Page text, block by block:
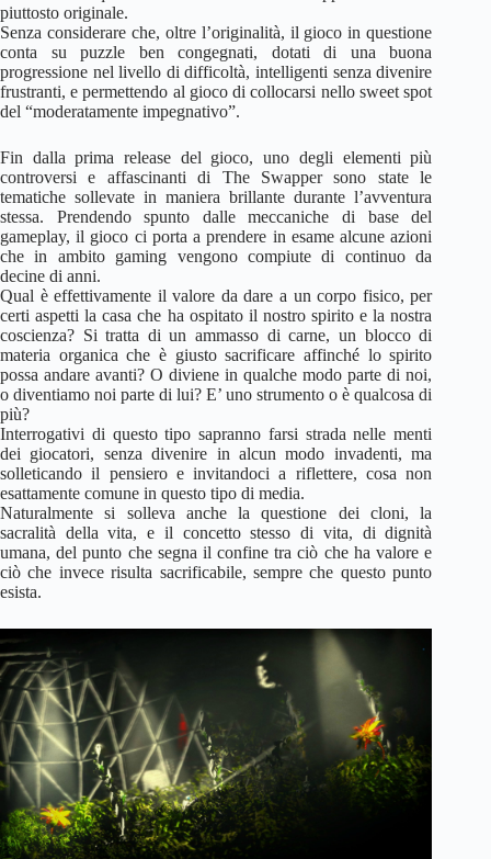
piuttosto originale.
Senza considerare che, oltre l’originalità, il gioco in questione
conta su puzzle ben congegnati, dotati di una buona
progressione nel livello di difficoltà, intelligenti senza divenire
frustranti, e permettendo al gioco di collocarsi nello sweet spot
del “moderatamente impegnativo”.
Fin dalla prima release del gioco, uno degli elementi più
controversi e affascinanti di The Swapper sono state le
tematiche sollevate in maniera brillante durante l’avventura
stessa. Prendendo spunto dalle meccaniche di base del
gameplay, il gioco ci porta a prendere in esame alcune azioni
che in ambito gaming vengono compiute di continuo da
decine di anni.
Qual è effettivamente il valore da dare a un corpo fisico, per
certi aspetti la casa che ha ospitato il nostro spirito e la nostra
coscienza? Si tratta di un ammasso di carne, un blocco di
materia organica che è giusto sacrificare affinché lo spirito
possa andare avanti? O diviene in qualche modo parte di noi,
o diventiamo noi parte di lui? E’ uno strumento o è qualcosa di
più?
Interrogativi di questo tipo sapranno farsi strada nelle menti
dei giocatori, senza divenire in alcun modo invadenti, ma
solleticando il pensiero e invitandoci a riflettere, cosa non
esattamente comune in questo tipo di media.
Naturalmente si solleva anche la questione dei cloni, la
sacralità della vita, e il concetto stesso di vita, di dignità
umana, del punto che segna il confine tra ciò che ha valore e
ciò che invece risulta sacrificabile, sempre che questo punto
esista.